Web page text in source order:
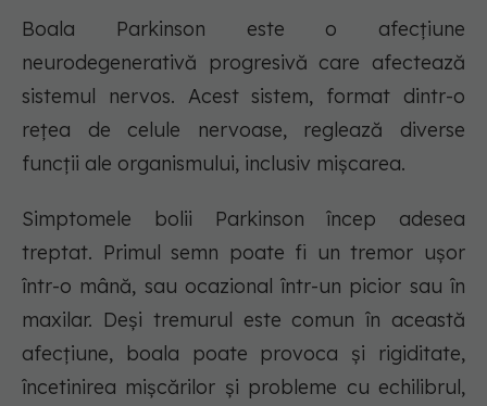
Boala Parkinson este o afecțiune
neurodegenerativă progresivă care afectează
sistemul nervos. Acest sistem, format dintr-o
rețea de celule nervoase, reglează diverse
funcții ale organismului, inclusiv mișcarea.
Simptomele bolii Parkinson încep adesea
treptat. Primul semn poate fi un tremor ușor
într-o mână, sau ocazional într-un picior sau în
maxilar. Deși tremurul este comun în această
afecțiune, boala poate provoca și rigiditate,
încetinirea mișcărilor și probleme cu echilibrul,